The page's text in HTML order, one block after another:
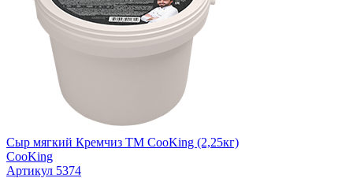
Сыр мягкий Кремчиз TM CooKing (2,25кг)
CooKing
Артикул 5374